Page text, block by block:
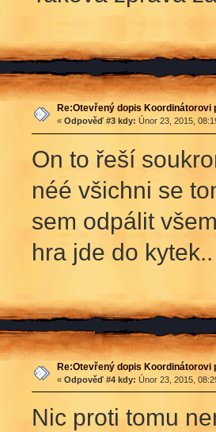
Re:Otevřený dopis Koordinátorovi
« Odpověď #3 kdy: Únor 23, 2015,
On to řeší
néé všichni se
sem odpálit
hra jde do kytek..
Re:Otevřený dopis Koordinátorovi
« Odpověď #4 kdy: Únor 23, 2015,
Nic proti tomu